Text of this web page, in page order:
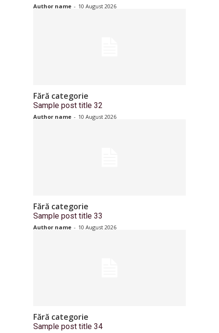
Author name - 10 August 2026
Fără categorie
Sample post title 32
Author name - 10 August 2026
Fără categorie
Sample post title 33
Author name - 10 August 2026
Fără categorie
Sample post title 34